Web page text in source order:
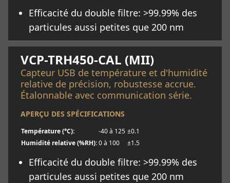
Efficacité du double filtre: >99.99% des
particules aussi petites que 200 nm
En savoir plus
VCP-TRH450-CAL (MII)
Capteur USB de température et d'humidité
relative de précision, robustesse accrue.
Étalonnable avec communication série.
APERÇU DES SPÉCIFICATIONS
Température (°C): -40 à 125 ±0.1
Humidité relative (%RH):0 à 100 ±1.5
Efficacité du double filtre: >99.99% des
particules aussi petites que 200 nm